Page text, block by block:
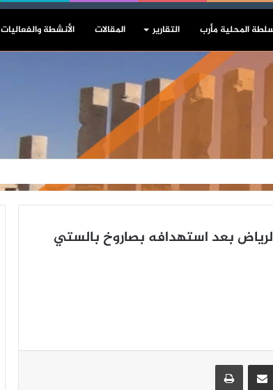
المحلية مأرب التقارير المقالات الأنشطة والفعاليات
بعد استهدافه بصاروخ بالستي
مشاركة عبر البريد طباعة